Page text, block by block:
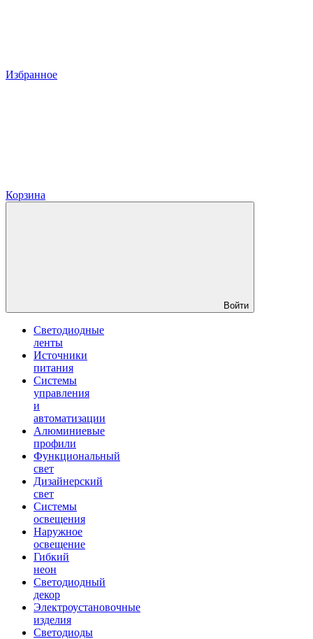
Избранное
Корзина
Войти
Светодиодные
ленты
Источники
питания
Системы
управления
и
автоматизации
Алюминиевые
профили
Функциональный
свет
Дизайнерский
свет
Системы
освещения
Наружное
освещение
Гибкий
неон
Светодиодный
декор
Электроустановочные
изделия
Светодиоды